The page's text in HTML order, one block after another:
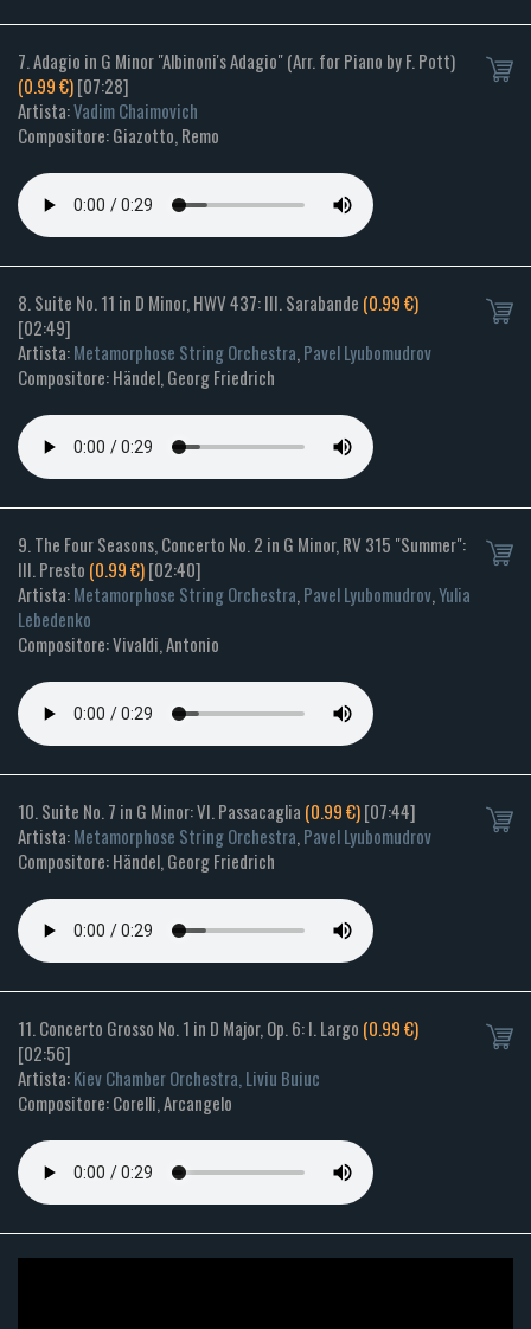
7. Adagio in G Minor "Albinoni's Adagio" (Arr. for Piano by F. Pott)
(0.99 €)[07:28]
Artista:Vadim Chaimovich
Compositore: Giazotto, Remo
8. Suite No. 11 in D Minor, HWV 437: III. Sarabande (0.99 €)
[02:49]
Artista:Metamorphose String Orchestra,Pavel Lyubomudrov
Compositore: Händel, Georg Friedrich
9. The Four Seasons, Concerto No. 2 in G Minor, RV 315 "Summer":
III. Presto (0.99 €)[02:40]
Artista:Metamorphose String Orchestra,Pavel Lyubomudrov,Yulia
Lebedenko
Compositore: Vivaldi, Antonio
10. Suite No. 7 in G Minor: VI. Passacaglia (0.99 €)[07:44]
Artista:Metamorphose String Orchestra,Pavel Lyubomudrov
Compositore: Händel, Georg Friedrich
11. Concerto Grosso No. 1 in D Major, Op. 6: I. Largo (0.99 €)
[02:56]
Artista:Kiev Chamber Orchestra, Liviu Buiuc
Compositore: Corelli, Arcangelo